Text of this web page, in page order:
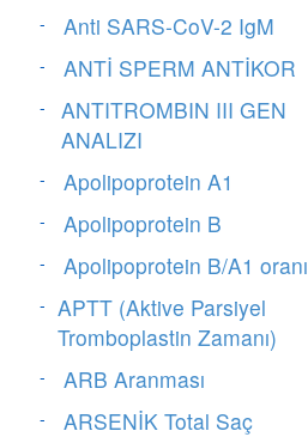
Anti SARS-CoV-2 IgM
ANTİ SPERM ANTİKOR
ANTITROMBIN III GEN
ANALIZI
Apolipoprotein A1
Apolipoprotein B
Apolipoprotein B/A1 oranı
APTT (Aktive Parsiyel
Tromboplastin Zamanı)
ARB Aranması
ARSENİK Total Saç